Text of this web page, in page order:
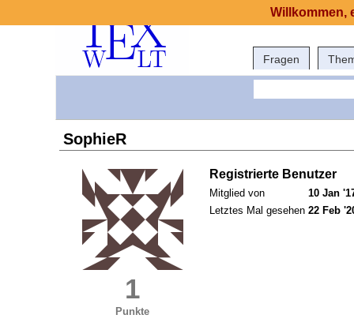
Fragen
SophieR
1
Punkte
Registrierte Benutzer
Mitglied von
10 Jan
Letztes Mal gesehen 22 Feb
Willkommen,